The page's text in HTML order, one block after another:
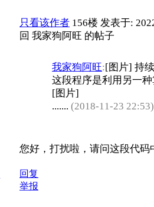
只看该作者 156楼 发表于:
回 我家狗阿旺 的帖子
我家狗阿旺:[图片] 持
这段程序是利用另一
[图片]
....... (2018-11-23
您好，打扰啦，请问这段代
回复
举报